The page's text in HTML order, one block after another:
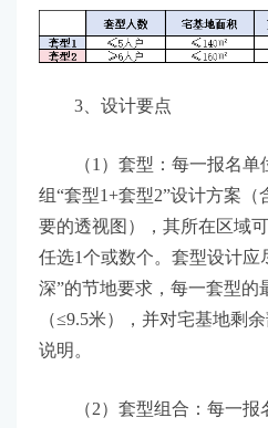
3、设计要点
（1）套型：每一报名单
组“套型1+套型2”设计方案
要的透视图），其所在区域
任选1个或数个。套型设计应
深”的节地要求，每一套型的
（≤9.5米），并对宅基地剩
说明。
（2）套型组合：每一报